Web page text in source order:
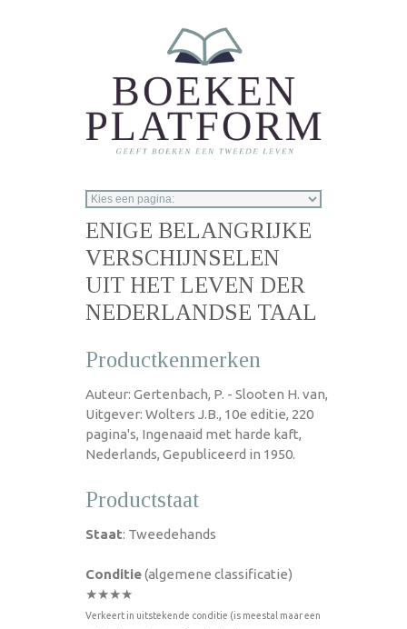
ENIGE BELANGRIJKE
VERSCHIJNSELEN
UIT HET LEVEN DER
NEDERLANDSE TAAL
Productkenmerken
Auteur: Gertenbach, P. - Slooten H. van,
Uitgever: Wolters J.B., 10e editie, 220
pagina's, Ingenaaid met harde kaft,
Nederlands, Gepubliceerd in 1950.
Productstaat
Staat: Tweedehands
Conditie(algemene classificatie)
★★★★
Verkeert in uitstekende conditie (is meestal maar een